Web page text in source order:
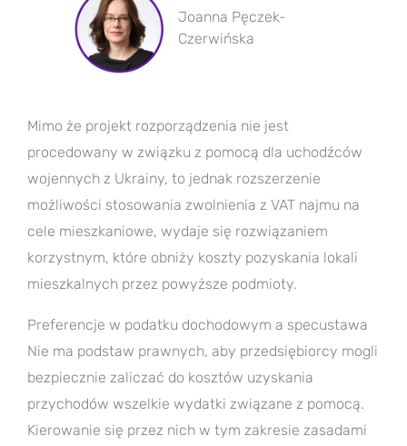
Joanna Pęczek-
Czerwińska
Mimo że projekt rozporządzenia nie jest
procedowany w związku z pomocą dla uchodźców
wojennych z Ukrainy, to jednak rozszerzenie
możliwości stosowania zwolnienia z VAT najmu na
cele mieszkaniowe, wydaje się rozwiązaniem
korzystnym, które obniży koszty pozyskania lokali
mieszkalnych przez powyższe podmioty.
Preferencje w podatku dochodowym a specustawa
Nie ma podstaw prawnych, aby przedsiębiorcy mogli
bezpiecznie zaliczać do kosztów uzyskania
przychodów wszelkie wydatki związane z pomocą.
Kierowanie się przez nich w tym zakresie zasadami